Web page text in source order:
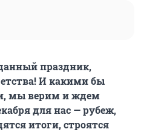
праздник,
И какими бы
мы верим и ждем
для нас — рубеж,
итоги, строятся